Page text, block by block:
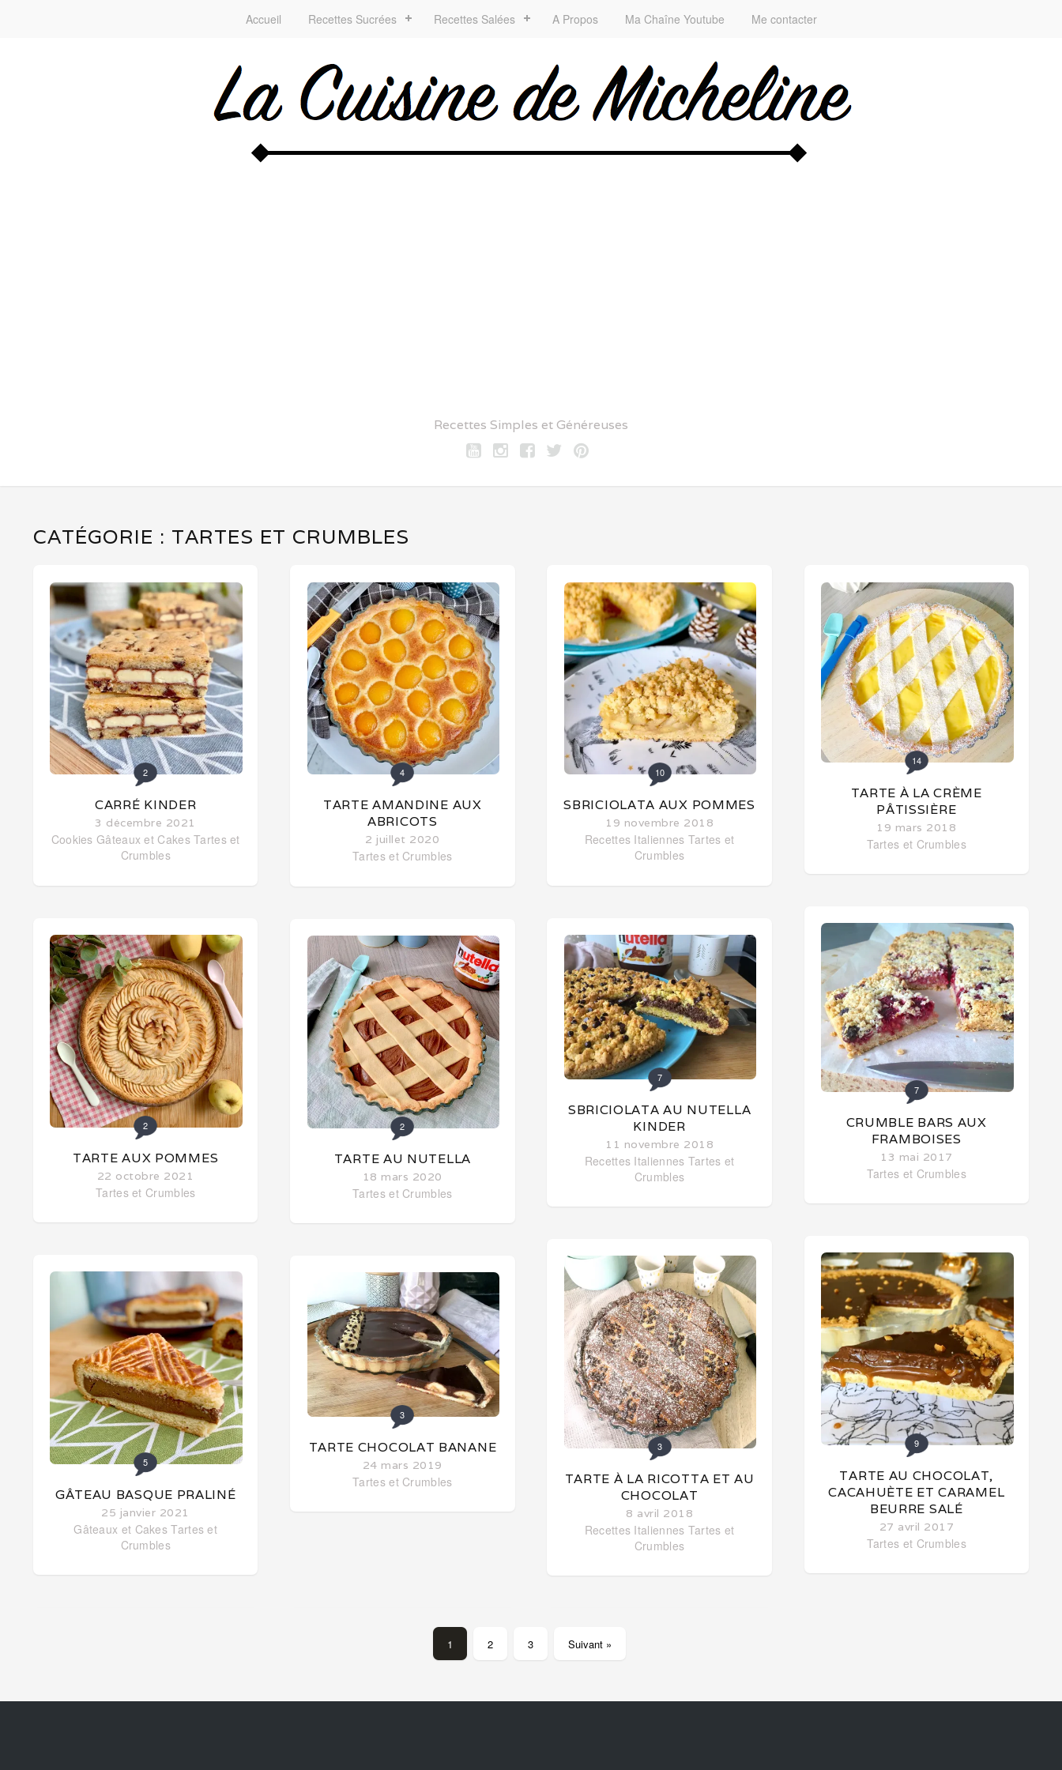
Accueil Recettes Sucrées Recettes Salées A Propos Ma Chaîne Youtube Me contacter
Recettes Simples et Généreuses
CATÉGORIE : TARTES ET CRUMBLES
2
CARRÉ KINDER
3 décembre 2021
Cookies Gâteaux et Cakes Tartes et
Crumbles
2
TARTE AUX POMMES
22 octobre 2021
Tartes et Crumbles
5
GÂTEAU BASQUE PRALINÉ
25 janvier 2021
Gâteaux et Cakes Tartes et
Crumbles
4
TARTE AMANDINE AUX
ABRICOTS
2 juillet 2020
Tartes et Crumbles
2
TARTE AU NUTELLA
18 mars 2020
Tartes et Crumbles
3
TARTE CHOCOLAT BANANE
24 mars 2019
Tartes et Crumbles
10
SBRICIOLATA AUX POMMES
19 novembre 2018
Recettes Italiennes Tartes et
Crumbles
7
SBRICIOLATA AU NUTELLA
KINDER
11 novembre 2018
Recettes Italiennes Tartes et
Crumbles
3
TARTE À LA RICOTTA ET AU
CHOCOLAT
8 avril 2018
Recettes Italiennes Tartes et
Crumbles
14
TARTE À LA CRÈME
PÂTISSIÈRE
19 mars 2018
Tartes et Crumbles
7
CRUMBLE BARS AUX
FRAMBOISES
13 mai 2017
Tartes et Crumbles
9
TARTE AU CHOCOLAT,
CACAHUÈTE ET CARAMEL
BEURRE SALÉ
27 avril 2017
Tartes et Crumbles
1 2 3 Suivant »